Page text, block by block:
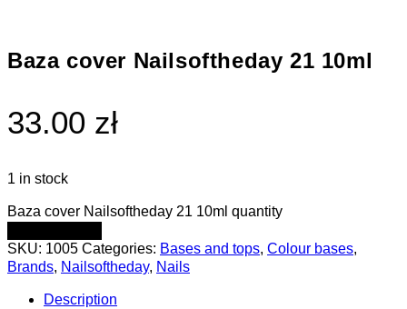
Baza cover Nailsoftheday 21 10ml
33.00 zł
1 in stock
Baza cover Nailsoftheday 21 10ml quantity
SKU: 1005 Categories: Bases and tops, Colour bases,
Brands, Nailsoftheday, Nails
Description